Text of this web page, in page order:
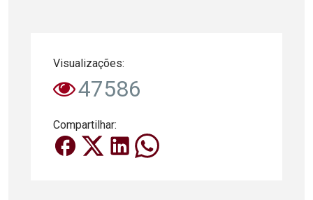
Visualizações:
47586
Compartilhar: